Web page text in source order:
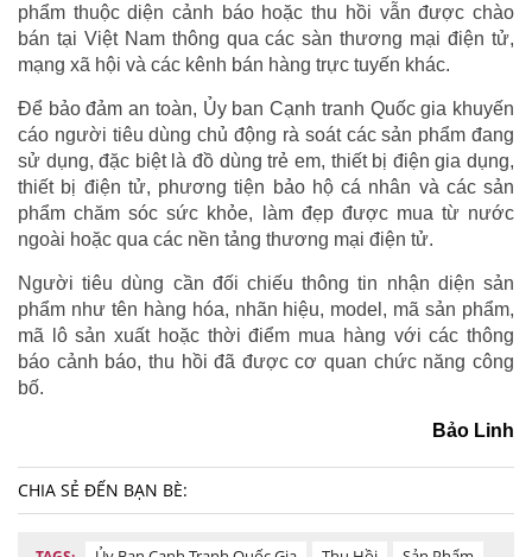
phẩm thuộc diện cảnh báo hoặc thu hồi vẫn được chào
bán tại Việt Nam thông qua các sàn thương mại điện tử,
mạng xã hội và các kênh bán hàng trực tuyến khác.
Để bảo đảm an toàn, Ủy ban Cạnh tranh Quốc gia khuyến
cáo người tiêu dùng chủ động rà soát các sản phẩm đang
sử dụng, đặc biệt là đồ dùng trẻ em, thiết bị điện gia dụng,
thiết bị điện tử, phương tiện bảo hộ cá nhân và các sản
phẩm chăm sóc sức khỏe, làm đẹp được mua từ nước
ngoài hoặc qua các nền tảng thương mại điện tử.
Người tiêu dùng cần đối chiếu thông tin nhận diện sản
phẩm như tên hàng hóa, nhãn hiệu, model, mã sản phẩm,
mã lô sản xuất hoặc thời điểm mua hàng với các thông
báo cảnh báo, thu hồi đã được cơ quan chức năng công
bố.
Bảo Linh
CHIA SẺ ĐẾN BẠN BÈ: